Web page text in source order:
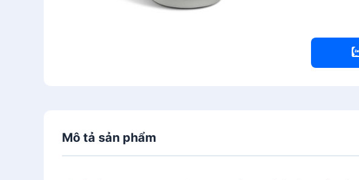
-
Ly's
Mô tả sản phẩm